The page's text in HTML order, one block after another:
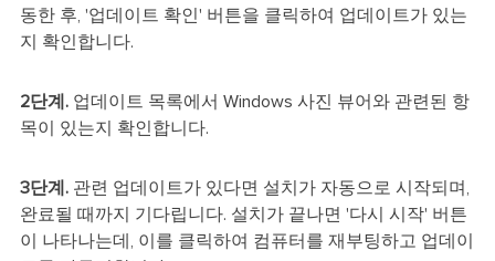
동한 후, '업데이트 확인' 버튼을 클릭하여 업데이트가 있는
지 확인합니다.
2단계.업데이트 목록에서 Windows 사진 뷰어와 관련된 항
목이 있는지 확인합니다.
3단계.관련 업데이트가 있다면 설치가 자동으로 시작되며,
완료될 때까지 기다립니다. 설치가 끝나면 '다시 시작' 버튼
이 나타나는데, 이를 클릭하여 컴퓨터를 재부팅하고 업데이